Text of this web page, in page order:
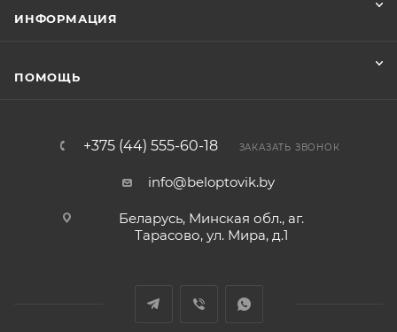
ИНФОРМАЦИЯ
ПОМОЩЬ
+375 (44) 555-60-18 ЗАКАЗАТЬ ЗВОНОК
info@beloptovik.by
Беларусь, Минская обл., аг.
Тарасово, ул. Мира, д.1